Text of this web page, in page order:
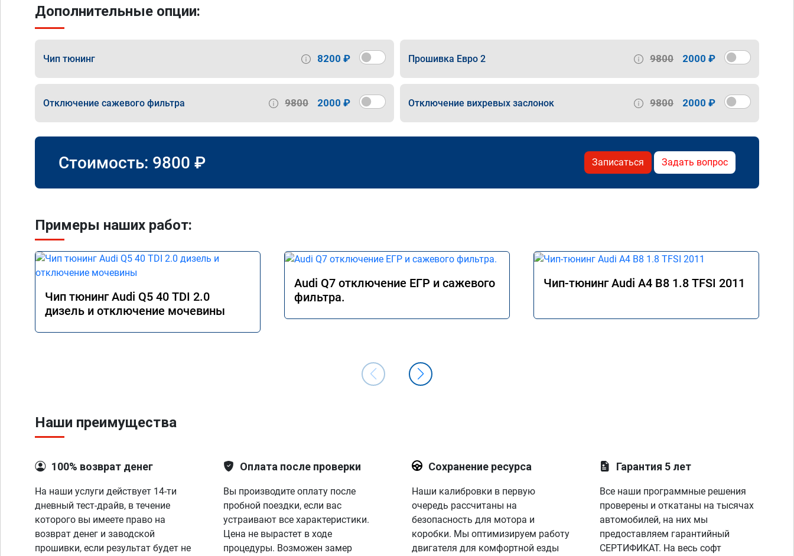
Дополнительные опции:
Чип тюнинг 8200 ₽ Прошивка Евро 2 9800 2000 ₽
Отключение сажевого фильтра 9800 2000 ₽ Отключение вихревых заслонок 9800 2000 ₽
Стоимость: 9800 ₽ Записаться Задать вопрос
Примеры наших работ:
Чип тюнинг Audi Q5 40 TDI 2.0
дизель и отключение мочевины
Audi Q7 отключение ЕГР и сажевого
фильтра.
Чип-тюнинг Audi A4 B8 1.8 TFSI 2011
Наши преимущества
100% возврат денег
На наши услуги действует 14-ти
дневный тест-драйв, в течение
которого вы имеете право на
возврат денег и заводской
прошивки, если результат будет не
Оплата после проверки
Вы производите оплату после
пробной поездки, если вас
устраивают все характеристики.
Цена не вырастет в ходе
процедуры. Возможен замер
Сохранение ресурса
Наши калибровки в первую
очередь рассчитаны на
безопасность для мотора и
коробки. Мы оптимизируем работу
двигателя для комфортной езды
Гарантия 5 лет
Все наши программные решения
проверены и откатаны на тысячах
автомобилей, на них мы
предоставляем гарантийный
СЕРТИФИКАТ. На весь софт